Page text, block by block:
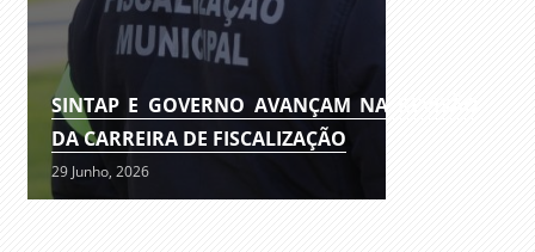
SINTAP E GOVERNO AVANÇAM NA REVISÃO
DA CARREIRA DE FISCALIZAÇÃO
29 Junho, 2026